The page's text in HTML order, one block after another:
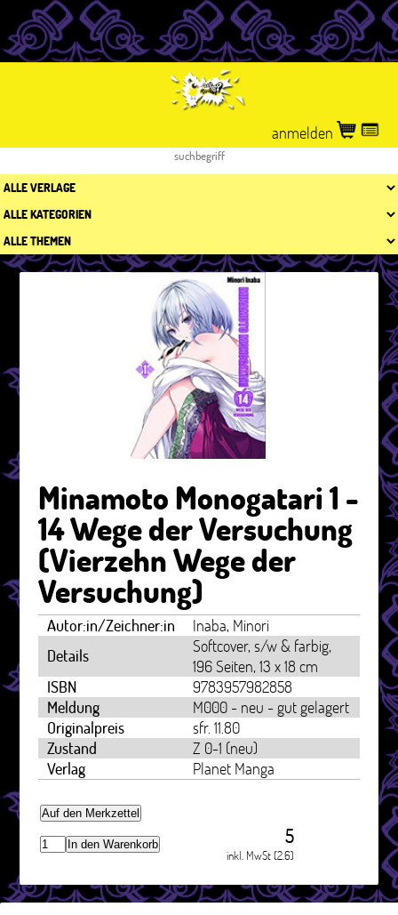
anmelden
Minamoto Monogatari 1 -
14 Wege der Versuchung
(Vierzehn Wege der
Versuchung)
Autor:in/Zeichner:in
Inaba, Minori
Details
Softcover, s/w & farbig,
196 Seiten, 13 x 18 cm
ISBN
9783957982858
Meldung
M000 - neu - gut gelagert
Originalpreis
sfr. 11.80
Zustand
Z 0-1 (neu)
Verlag
Planet Manga
Auf den Merkzettel
In den Warenkorb 5
inkl. MwSt (2.6)